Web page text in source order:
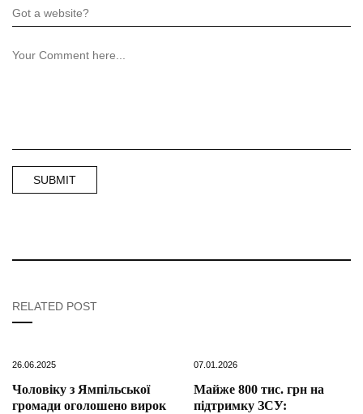
RELATED POST
26.06.2025
Чоловіку з Ямпільської
громади оголошено вирок
07.01.2026
Майже 800 тис. грн на
підтримку ЗСУ: